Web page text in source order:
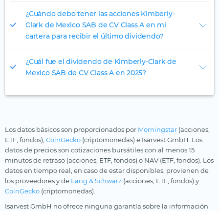
¿Cuándo debo tener las acciones Kimberly-
Clark de Mexico SAB de CV Class A en mi
cartera para recibir el último dividendo?
¿Cuál fue el dividendo de Kimberly-Clark de
Mexico SAB de CV Class A en 2025?
Los datos básicos son proporcionados por Morningstar (acciones,
ETF, fondos), CoinGecko (criptomonedas) e Isarvest GmbH. Los
datos de precios son cotizaciones bursátiles con al menos 15
minutos de retraso (acciones, ETF, fondos) o NAV (ETF, fondos). Los
datos en tiempo real, en caso de estar disponibles, provienen de
los proveedores y de Lang & Schwarz (acciones, ETF, fondos) y
CoinGecko (criptomonedas).
Isarvest GmbH no ofrece ninguna garantía sobre la información